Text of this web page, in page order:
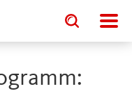
Toggle
search
input
Toggle
search
input